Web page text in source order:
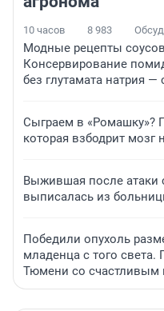
10 часов 8 983
Модные рецепты
Консервирование
без глутамата натрия —
Сыграем в «Ромашку»?
которая взбодрит мозг
Выжившая после атаки
выписалась из
Победили опухоль
младенца с того света.
Тюмени со счастливым